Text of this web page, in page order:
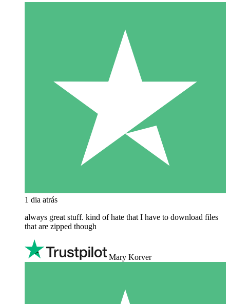
1 dia atrás
always great stuff. kind of hate that I have to download files
that are zipped though
Mary Korver